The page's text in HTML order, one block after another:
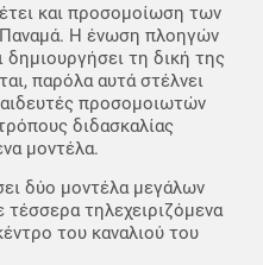
και προσομοίωση των
Παναμά. Η ένωση πλοηγών
δημιουργήσει τη δική της
παρόλα αυτά στέλνει
προσομοιωτών
διδασκαλίας
μοντέλα.
δύο μοντέλα μεγάλων
τέσσερα τηλεχειριζόμενα
του καναλιού του